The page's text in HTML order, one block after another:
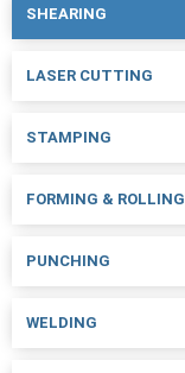
SHEARING
LASER CUTTING
STAMPING
FORMING & ROLLING
PUNCHING
WELDING